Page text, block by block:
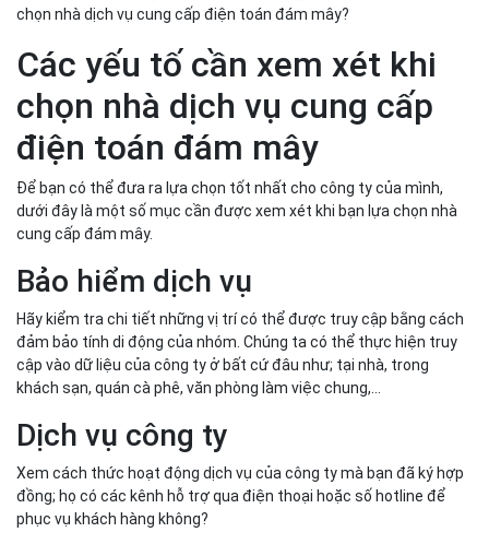
chọn nhà dịch vụ cung cấp điện toán đám mây?
Các yếu tố cần xem xét khi
chọn nhà dịch vụ cung cấp
điện toán đám mây
Để bạn có thể đưa ra lựa chọn tốt nhất cho công ty của mình,
dưới đây là một số mục cần được xem xét khi bạn lựa chọn nhà
cung cấp đám mây.
Bảo hiểm dịch vụ
Hãy kiểm tra chi tiết những vị trí có thể được truy cập bằng cách
đảm bảo tính di động của nhóm. Chúng ta có thể thực hiện truy
cập vào dữ liệu của công ty ở bất cứ đâu như; tại nhà, trong
khách sạn, quán cà phê, văn phòng làm việc chung,...
Dịch vụ công ty
Xem cách thức hoạt động dịch vụ của công ty mà bạn đã ký hợp
đồng; họ có các kênh hỗ trợ qua điện thoại hoặc số hotline để
phục vụ khách hàng không?